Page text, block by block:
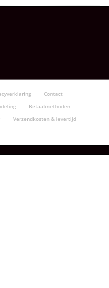
Contact
Betaalmethoden
Verzendkosten & levertijd